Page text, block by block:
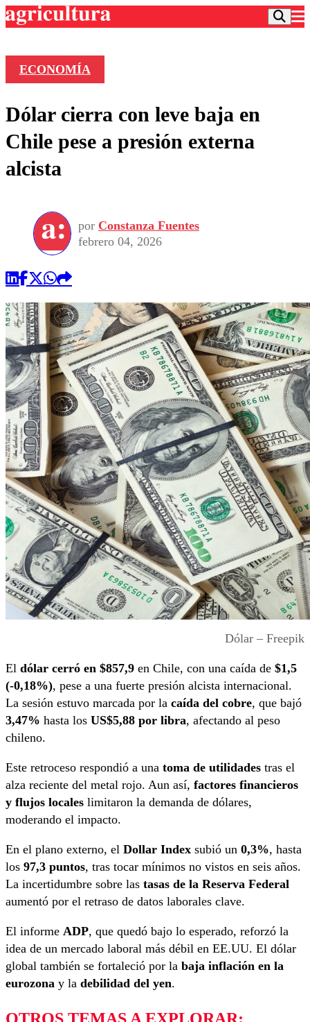
Frecuencias
Agricultura TV
Deportes
Seleccion Chilena
Torneo Internacional
Universidad de Chile
Economía
Internacional
Sustentabilidad
Publicaciones en medios
Opinión
ECONOMÍA
Dólar cierra con leve baja en
Chile pese a presión externa
alcista
por Constanza Fuentes
febrero 04, 2026
Dólar – Freepik
El dólar cerró en $857,9 en Chile, con una caída de $1,5
(-0,18%), pese a una fuerte presión alcista internacional.
La sesión estuvo marcada por la caída del cobre, que bajó
3,47% hasta los US$5,88 por libra, afectando al peso
chileno.
Este retroceso respondió a una toma de utilidades tras el
alza reciente del metal rojo. Aun así, factores financieros
y flujos locales limitaron la demanda de dólares,
moderando el impacto.
En el plano externo, el Dollar Index subió un 0,3%, hasta
los 97,3 puntos, tras tocar mínimos no vistos en seis años.
La incertidumbre sobre las tasas de la Reserva Federal
aumentó por el retraso de datos laborales clave.
El informe ADP, que quedó bajo lo esperado, reforzó la
idea de un mercado laboral más débil en EE.UU. El dólar
global también se fortaleció por la baja inflación en la
eurozona y la debilidad del yen.